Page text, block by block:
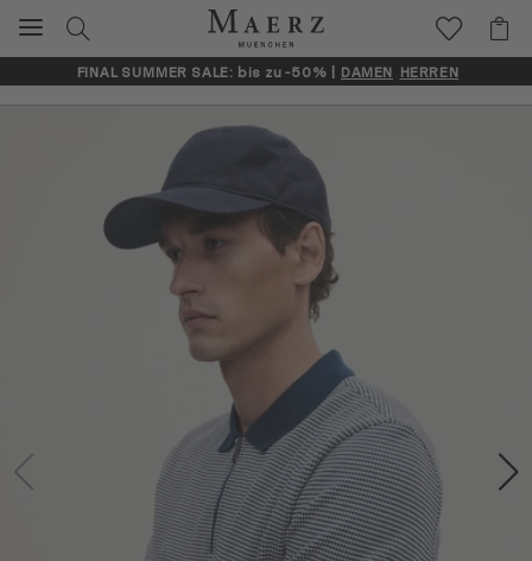
FINAL SUMMER SALE: bis zu -50% | DAMEN HERREN
Artikelbilder überspringen